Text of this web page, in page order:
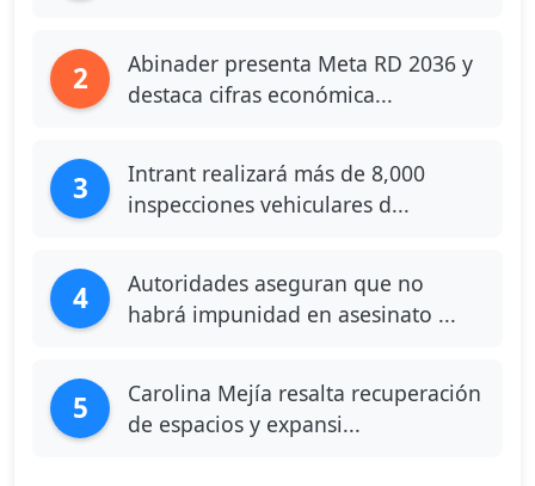
2
Abinader presenta Meta RD 2036 y
destaca cifras económica...
3
Intrant realizará más de 8,000
inspecciones vehiculares d...
4
Autoridades aseguran que no
habrá impunidad en asesinato ...
5
Carolina Mejía resalta recuperación
de espacios y expansi...